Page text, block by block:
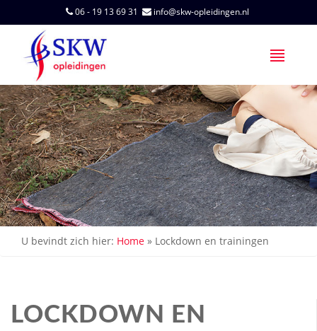
06 - 19 13 69 31 info@skw-opleidingen.nl
U bevindt zich hier: Home » Lockdown en trainingen
LOCKDOWN EN